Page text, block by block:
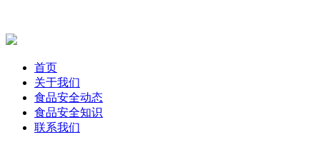
首页
关于我们
食品安全动态
食品安全知识
联系我们